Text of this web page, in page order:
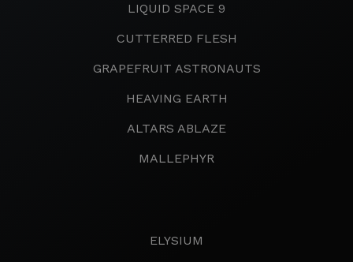
LIQUID SPACE 9
CUTTERRED FLESH
GRAPEFRUIT ASTRONAUTS
HEAVING EARTH
ALTARS ABLAZE
MALLEPHYR
ELYSIUM